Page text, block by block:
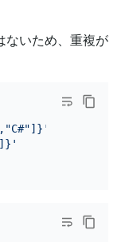
ないため、重複が